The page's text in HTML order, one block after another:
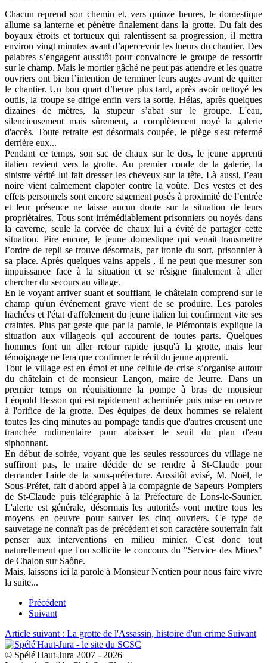
Chacun reprend son chemin et, vers quinze heures, le domestique
allume sa lanterne et pénètre finalement dans la grotte. Du fait des
boyaux étroits et tortueux qui ralentissent sa progression, il mettra
environ vingt minutes avant d’apercevoir les lueurs du chantier. Des
palabres s’engagent aussitôt pour convaincre le groupe de ressortir
sur le champ. Mais le mortier gâché ne peut pas attendre et les quatre
ouvriers ont bien l’intention de terminer leurs auges avant de quitter
le chantier. Un bon quart d’heure plus tard, après avoir nettoyé les
outils, la troupe se dirige enfin vers la sortie. Hélas, après quelques
dizaines de mètres, la stupeur s’abat sur le groupe. L'eau,
silencieusement mais sûrement, a complètement noyé la galerie
d'accès. Toute retraite est désormais coupée, le piège s'est refermé
derrière eux...
Pendant ce temps, son sac de chaux sur le dos, le jeune apprenti
italien revient vers la grotte. Au premier coude de la galerie, la
sinistre vérité lui fait dresser les cheveux sur la tête. Là aussi, l’eau
noire vient calmement clapoter contre la voûte. Des vestes et des
effets personnels sont encore sagement posés à proximité de l’entrée
et leur présence ne laisse aucun doute sur la situation de leurs
propriétaires. Tous sont irrémédiablement prisonniers ou noyés dans
la caverne, seule la corvée de chaux lui a évité de partager cette
situation. Pire encore, le jeune domestique qui venait transmettre
l’ordre de repli se trouve désormais, par ironie du sort, prisonnier à
sa place. Après quelques vains appels , il ne peut que mesurer son
impuissance face à la situation et se résigne finalement à aller
chercher du secours au village.
En le voyant arriver suant et soufflant, le châtelain comprend sur le
champ qu'un événement grave vient de se produire. Les paroles
hachées et l'état d'affolement du jeune italien lui confirment vite ses
craintes. Plus par geste que par la parole, le Piémontais explique la
situation aux villageois qui accourent de toutes parts. Quelques
hommes font un aller retour rapide jusqu'à la grotte, mais leur
témoignage ne fera que confirmer le récit du jeune apprenti.
Tout le village est en émoi et une cellule de crise s’organise autour
du châtelain et de monsieur Lançon, maire de Jeurre. Dans un
premier temps on réquisitionne la pompe à bras de monsieur
Léopold Besson qui est rapidement acheminée puis mise en oeuvre
à l'orifice de la grotte. Des équipes de deux hommes se relaient
toutes les cinq minutes au pompage tandis que d'autres creusent une
tranchée rudimentaire pour abaisser le seuil du plan d'eau
siphonnant.
En début de soirée, voyant que les seules ressources du village ne
suffiront pas, le maire décide de se rendre à St-Claude pour
demander l'aide de la sous-préfecture. Aussitôt avisé, M. Noël, le
Sous-Préfet, fait d'abord appel à la compagnie de Sapeurs Pompiers
de St-Claude puis télégraphie à la Préfecture de Lons-le-Saunier.
L'alerte est générale, désormais les autorités vont mettre tous les
moyens en oeuvre pour sauver les cinq ouvriers. Ce type de
sauvetage ne connaît pas de précédent et son caractère souterrain fait
penser aux interventions en milieu minier. C'est donc tout
naturellement que l'on sollicite le concours du "Service des Mines"
de Chalon sur Saône.
Mais, laissons ici la parole à Monsieur Nentien pour nous faire vivre
la suite...
Précédent
Suivant
Article suivant : La grotte de l'Assassin, histoire d'un crime Suivant
© Spélé'Haut-Jura 2007 - 2026